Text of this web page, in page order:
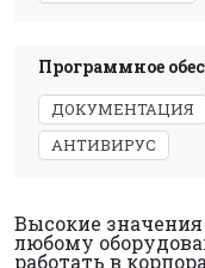
Программное
ДОКУМЕНТАЦИЯ
АНТИВИРУС
Высокие
любому
работать в